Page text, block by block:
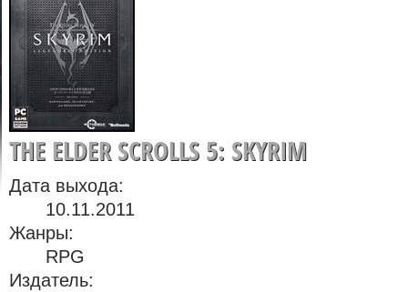
THE ELDER SCROLLS 5: SKYRIM
Дата выхода:
10.11.2011
Жанры:
RPG
Издатель: